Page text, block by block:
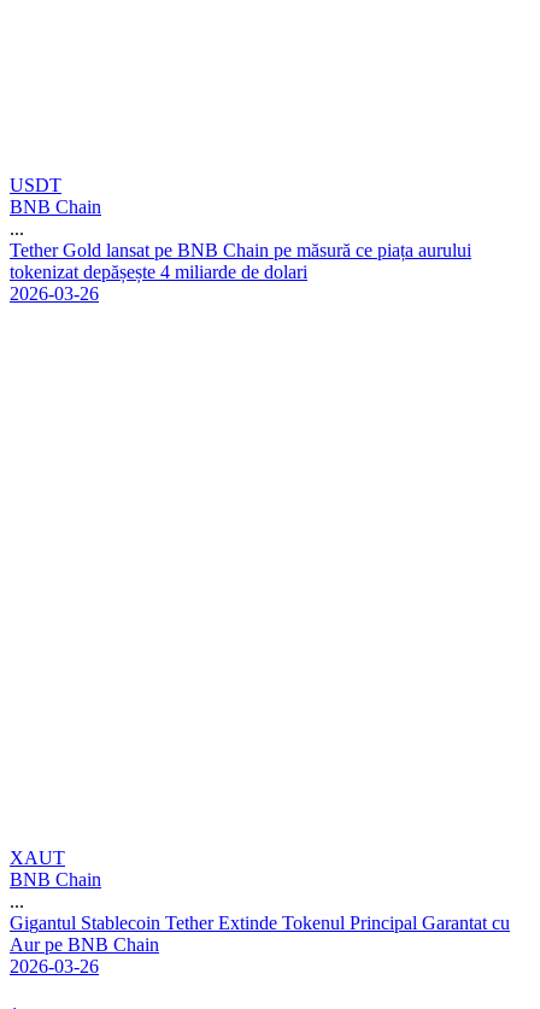
USDT
BNB Chain
...
Tether Gold lansat pe BNB Chain pe măsură ce piața aurului
tokenizat depășește 4 miliarde de dolari
2026-03-26
XAUT
BNB Chain
...
Gigantul Stablecoin Tether Extinde Tokenul Principal Garantat cu
Aur pe BNB Chain
2026-03-26